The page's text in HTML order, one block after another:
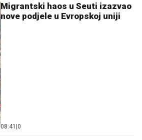
Migrantski haos u Seuti izazvao
nove podjele u Evropskoj uniji
08:41 |0